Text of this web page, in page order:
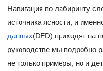
Навигация по лабиринту
источника ясности, и
данных(DFD) приходят на
руководстве мы подробно
не только примеры, но и